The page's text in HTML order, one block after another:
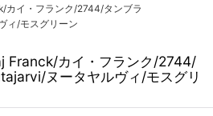
カイ・フランク/2744/タンブラ
ィ/モスグリーン
Franck/カイ・フランク/2744/
ヌータヤルヴィ/モスグリ